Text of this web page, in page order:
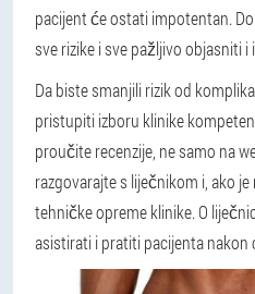
pacijent će ostati impotentan.
sve rizike i sve pažljivo objasniti i
Da biste smanjili rizik od
pristupiti izboru klinike
proučite recenzije, ne samo na
razgovarajte s liječnikom i, ako
tehničke opreme klinike. O
asistirati i pratiti pacijenta nakon